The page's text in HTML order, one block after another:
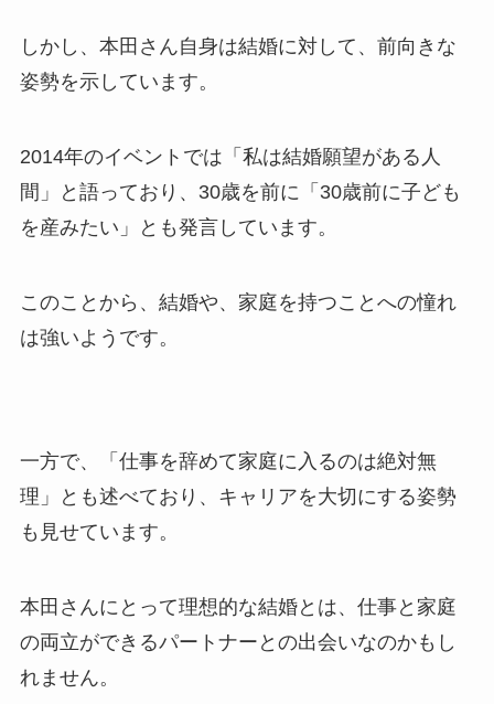
しかし、本田さん自身は結婚に対して、前向きな
姿勢を示しています。
2014年のイベントでは「私は結婚願望がある人
間」と語っており、30歳を前に「30歳前に子ども
を産みたい」とも発言しています。
このことから、結婚や、家庭を持つことへの憧れ
は強いようです。
一方で、「仕事を辞めて家庭に入るのは絶対無
理」とも述べており、キャリアを大切にする姿勢
も見せています。
本田さんにとって理想的な結婚とは、仕事と家庭
の両立ができるパートナーとの出会いなのかもし
れません。